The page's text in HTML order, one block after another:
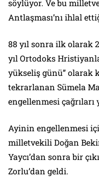
söylüyor. Ve bu
Antlaşması’nı ihlal
88 yıl sonra ilk olarak
yıl Ortodoks
yükseliş günü” olarak
tekrarlanan Sümela
engellenmesi çağrıları
Ayinin engellenmesi
milletvekili Doğan
Yaycı’dan sonra bir
Zorlu’dan geldi.